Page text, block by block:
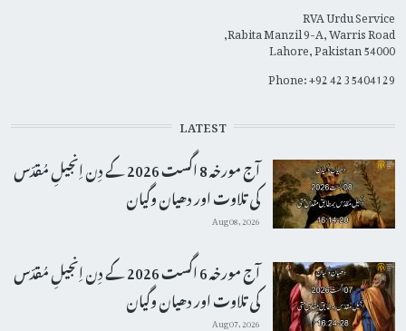
RVA Urdu Service
Rabita Manzil 9-A, Warris Road,
Lahore, Pakistan 54000
Phone: +92 42 35404129
LATEST
آج مورخہ 8 اگست 2026 کے دِن اِنجیلِ مُقدّس
کی تلاوت اور دھیان وگیان
Aug 08, 2026
آج مورخہ 6 اگست 2026 کے دِن اِنجیلِ مُقدّس
کی تلاوت اور دھیان وگیان
Aug 07, 2026